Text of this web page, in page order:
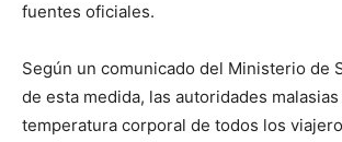
fuentes oficiales.
Según un comunicado del Ministerio de
de esta medida, las autoridades
temperatura corporal de todos los